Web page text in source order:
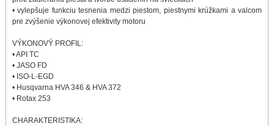
• vylepšuje funkciu tesnenia medzi piestom, piestnymi krúžkami a valcom
pre zvýšenie výkonovej efektivity motoru
VÝKONOVÝ PROFIL:
• API TC
• JASO FD
• ISO-L-EGD
• Husqvarna HVA 346 & HVA 372
• Rotax 253
CHARAKTERISTIKA: